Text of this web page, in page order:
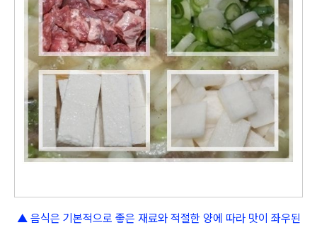
▲ 음식은 기본적으로 좋은 재료와 적절한 양에 따라 맛이 좌우된